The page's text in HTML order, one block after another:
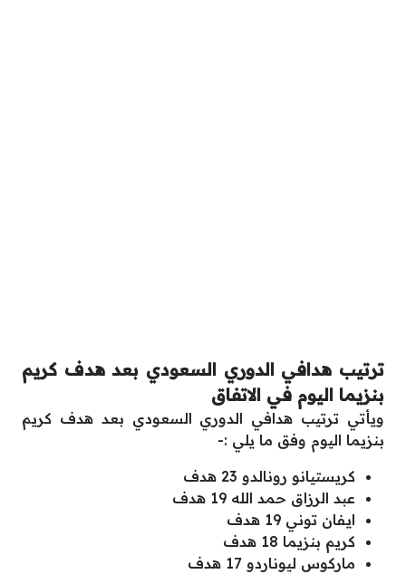
ترتيب هدافي الدوري السعودي بعد هدف كريم
بنزيما اليوم في الاتفاق
ويأتي ترتيب هدافي الدوري السعودي بعد هدف كريم
بنزيما اليوم وفق ما يلي :-
كريستيانو رونالدو 23 هدف
عبد الرزاق حمد الله 19 هدف
ايفان توني 19 هدف
كريم بنزيما 18 هدف
ماركوس ليوناردو 17 هدف